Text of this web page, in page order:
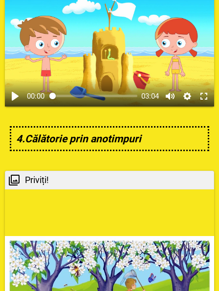
00:00 03:04
4.Călătorie prin anotimpuri
Priviți!